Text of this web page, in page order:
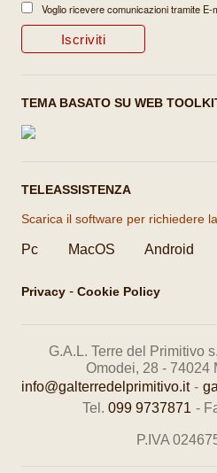
Voglio ricevere comunicazioni tramite E-
TEMA BASATO SU WEB
TELEASSISTENZA
Scarica il software per richiedere
Pc MacOS Android
Privacy - Cookie Policy
G.A.L. Terre del Primitivo
Omodei, 28 - 74024
info@galterredelprimitivo.it -
Tel. 099 9737871 -
P.IVA